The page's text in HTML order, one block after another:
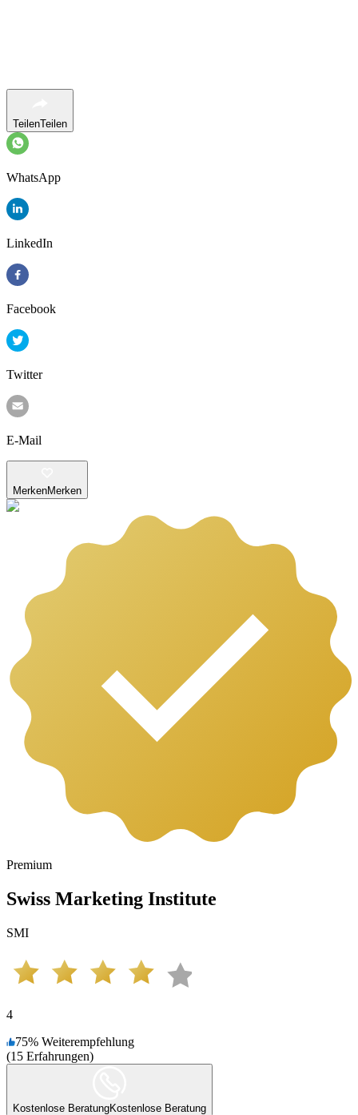
TeilenTeilen
WhatsApp
LinkedIn
Facebook
Twitter
E-Mail
MerkenMerken
Premium
Swiss Marketing Institute
SMI
4
75% Weiterempfehlung
(15 Erfahrungen)
Kostenlose BeratungKostenlose Beratung